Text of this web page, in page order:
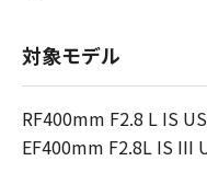
対象モデル
RF400mm F2.8 L IS
EF400mm F2.8L IS III